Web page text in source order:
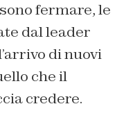
fermare, le
dal leader
di nuovi
che il
credere.